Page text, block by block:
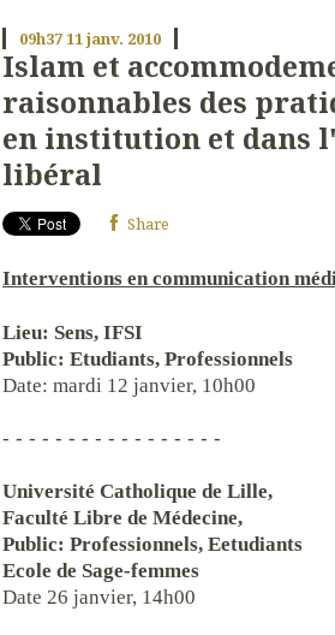
09h3711janv. 2010
Islam et
raisonnables des
en institution et dans
libéral
Share
Interventions en communication
Lieu: Sens, IFSI
Public: Etudiants, Professionnels
Date: mardi 12 janvier, 10h00
- - - - - - - - - - - - - - - - -
Université Catholique de Lille,
Faculté Libre de Médecine,
Public: Professionnels, Eetudiants
Ecole de Sage-femmes
Date 26 janvier, 14h00